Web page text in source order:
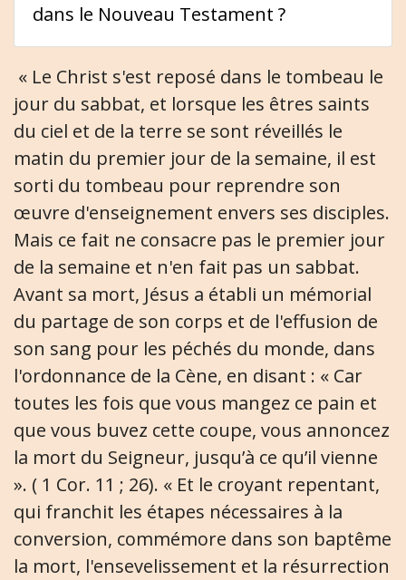
dans le Nouveau Testament ?
« Le Christ s'est reposé dans le tombeau le
jour du sabbat, et lorsque les êtres saints
du ciel et de la terre se sont réveillés le
matin du premier jour de la semaine, il est
sorti du tombeau pour reprendre son
œuvre d'enseignement envers ses disciples.
Mais ce fait ne consacre pas le premier jour
de la semaine et n'en fait pas un sabbat.
Avant sa mort, Jésus a établi un mémorial
du partage de son corps et de l'effusion de
son sang pour les péchés du monde, dans
l'ordonnance de la Cène, en disant : « Car
toutes les fois que vous mangez ce pain et
que vous buvez cette coupe, vous annoncez
la mort du Seigneur, jusqu’à ce qu’il vienne
». ( 1 Cor. 11 ; 26). « Et le croyant repentant,
qui franchit les étapes nécessaires à la
conversion, commémore dans son baptême
la mort, l'ensevelissement et la résurrection